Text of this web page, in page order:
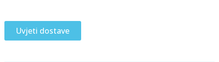
Uvjeti dostave